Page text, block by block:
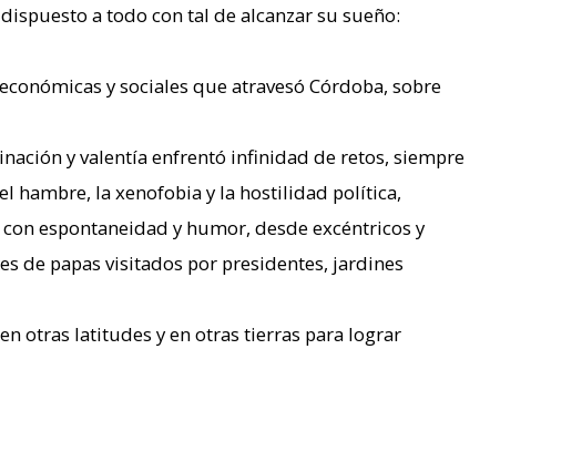
a todo con tal de alcanzar su sueño:
y sociales que atravesó Córdoba, sobre
y valentía enfrentó infinidad de retos, siempre
hambre, la xenofobia y la hostilidad política,
espontaneidad y humor, desde excéntricos y
de papas visitados por presidentes, jardines
otras latitudes y en otras tierras para lograr